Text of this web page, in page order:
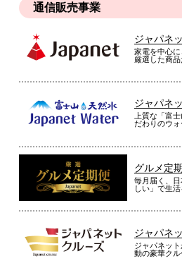
通信販売事業
ジャパネ
家電を中心
厳選した商品
ジャパネ
上質な「富
だわりのウ
グルメ定
毎月届く、
しい」で生
ジャパネ
ジャパネッ
動の豪華クル